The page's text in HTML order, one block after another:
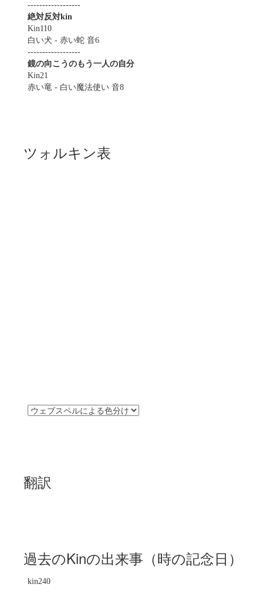
------------------
絶対反対kin
Kin110
白い犬 - 赤い蛇 音6
------------------
鏡の向こうのもう一人の自分
Kin21
赤い竜 - 白い魔法使い 音8
ツォルキン表
翻訳
過去のKinの出来事（時の記念日）
kin240